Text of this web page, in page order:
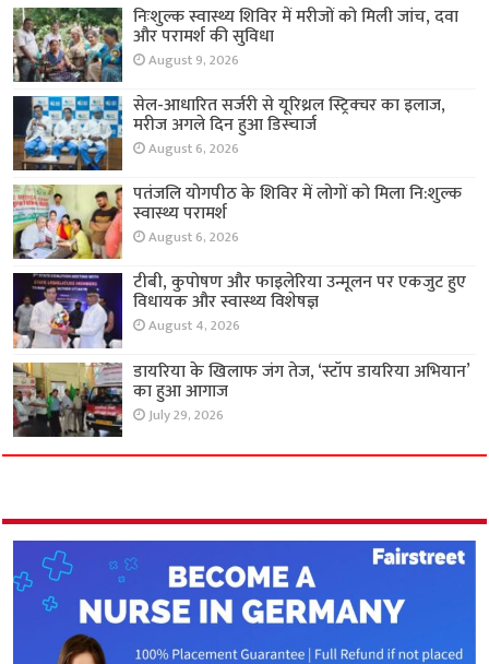
निःशुल्क स्वास्थ्य शिविर में मरीजों को मिली जांच, दवा
और परामर्श की सुविधा
August 9, 2026
सेल-आधारित सर्जरी से यूरिथ्रल स्ट्रिक्चर का इलाज,
मरीज अगले दिन हुआ डिस्चार्ज
August 6, 2026
पतंजलि योगपीठ के शिविर में लोगों को मिला नि:शुल्क
स्वास्थ्य परामर्श
August 6, 2026
टीबी, कुपोषण और फाइलेरिया उन्मूलन पर एकजुट हुए
विधायक और स्वास्थ्य विशेषज्ञ
August 4, 2026
डायरिया के खिलाफ जंग तेज, ‘स्टॉप डायरिया अभियान’
का हुआ आगाज
July 29, 2026